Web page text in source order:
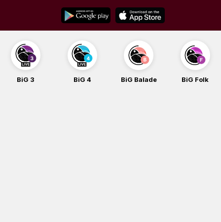
content
BiG 3 BiG 4 BiG Balade BiG Folk